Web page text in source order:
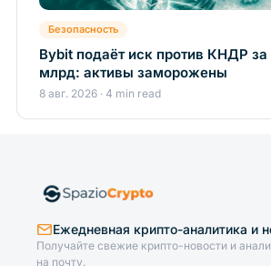
Безопасность
Bybit подаёт иск против КНДР
млрд: активы заморожены
8 авг. 2026 · 4 min read
Ежедневная крипто-аналитика и
Получайте свежие крипто-новости и
на почту.